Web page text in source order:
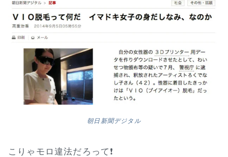
朝日新聞デジタル
こりゃモロ違法だろって❗